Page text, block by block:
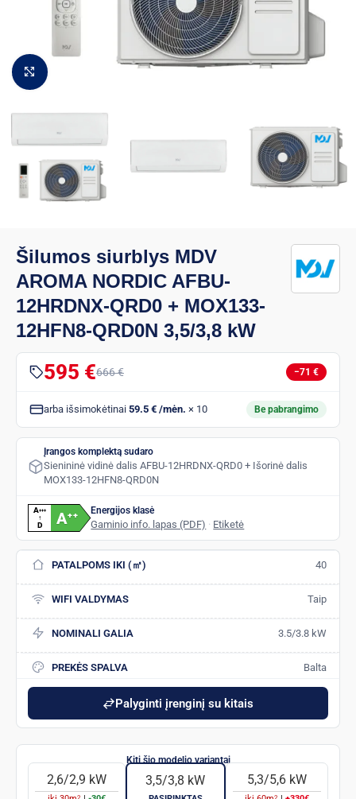
Padidinti vaizdą
Šilumos siurblys MDV
AROMA NORDIC AFBU-
12HRDNX-QRD0 + MOX133-
12HFN8-QRD0N 3,5/3,8 kW
595 €666 € −71 €
arba išsimokėtinai 59.5 € /mėn. × 10 Be pabrangimo
Įrangos komplektą sudaro
Sienininė vidinė dalis AFBU-12HRDNX-QRD0 + Išorinė dalis
MOX133-12HFN8-QRD0N
A+++
↑
D A++ Energijos klasė
Gaminio info. lapas (PDF) · Etiketė
PATALPOMS IKI (㎡) 40
WIFI VALDYMAS Taip
NOMINALI GALIA 3.5/3.8 kW
PREKĖS SPALVA Balta
Palyginti įrenginį su kitais
2,6/2,9 kW 3,5/3,8 kW 5,3/5,6 kW